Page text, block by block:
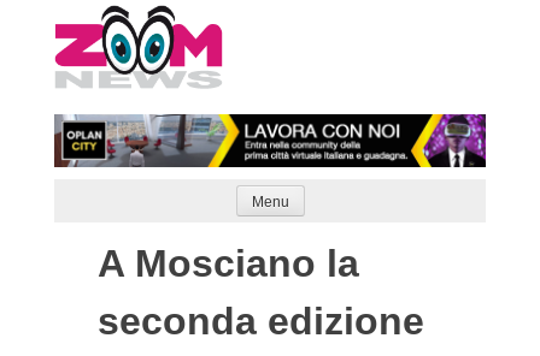
to
content
Menu
A Mosciano la
seconda edizione